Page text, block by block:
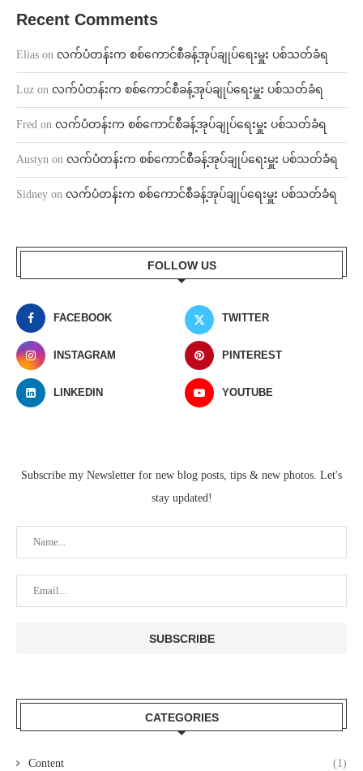
Recent Comments
Elias on လက်ပံတန်းက စစ်ကောင်စီခန့်အုပ်ချုပ်ရေးမှူး ပစ်သတ်ခံရ
Luz on လက်ပံတန်းက စစ်ကောင်စီခန့်အုပ်ချုပ်ရေးမှူး ပစ်သတ်ခံရ
Fred on လက်ပံတန်းက စစ်ကောင်စီခန့်အုပ်ချုပ်ရေးမှူး ပစ်သတ်ခံရ
Austyn on လက်ပံတန်းက စစ်ကောင်စီခန့်အုပ်ချုပ်ရေးမှူး ပစ်သတ်ခံရ
Sidney on လက်ပံတန်းက စစ်ကောင်စီခန့်အုပ်ချုပ်ရေးမှူး ပစ်သတ်ခံရ
FOLLOW US
FACEBOOK TWITTER
INSTAGRAM PINTEREST
LINKEDIN YOUTUBE
Subscribe my Newsletter for new blog posts, tips & new photos. Let's
stay updated!
CATEGORIES
Content (1)